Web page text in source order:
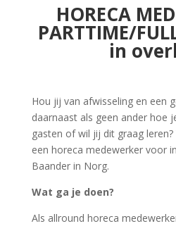
HORECA
PARTTIME/
in
Hou jij van afwisseling en een
daarnaast als geen ander hoe
gasten of wil jij dit graag
een horeca medewerker voor
Baander in Norg.
Wat ga je doen?
Als allround horeca